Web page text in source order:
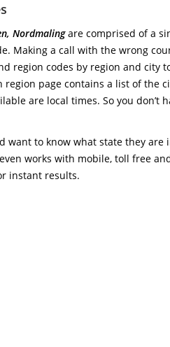
Nordmalingare comprised of a
Making a call with the wrong
region codes by region and city
region page contains a list of the
are local times. So you don’t
want to know what state they are
works with mobile, toll free
instant results.